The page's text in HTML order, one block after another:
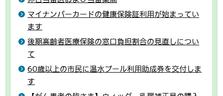
マイナンバーカードの健康保険証利用が始まってい
ます
後期高齢者医療保険の窓口負担割合の見直しについ
て
60歳以上の市民に温水プール利用助成券を交付しま
す